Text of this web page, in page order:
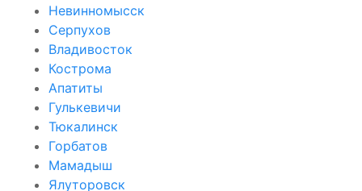
Невинномысск
Серпухов
Владивосток
Кострома
Апатиты
Гулькевичи
Тюкалинск
Горбатов
Мамадыш
Ялуторовск